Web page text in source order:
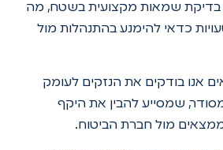
בדיקת שמאות מקצועית בשטח, מה
כדאי להימנע בהתנהלות מול
אנו בודקים את הנזקים לעומק
שמסייע להבין את היקף
מול חברת הביטוח.